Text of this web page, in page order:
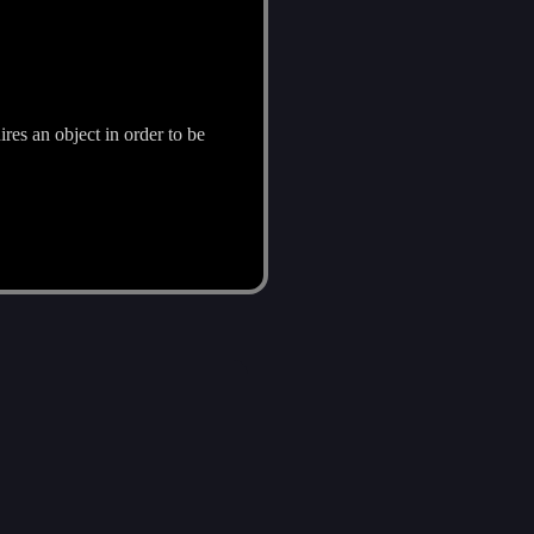
an object in order to be